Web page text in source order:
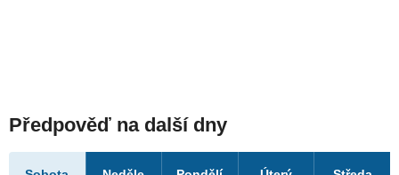
Předpověď na další dny